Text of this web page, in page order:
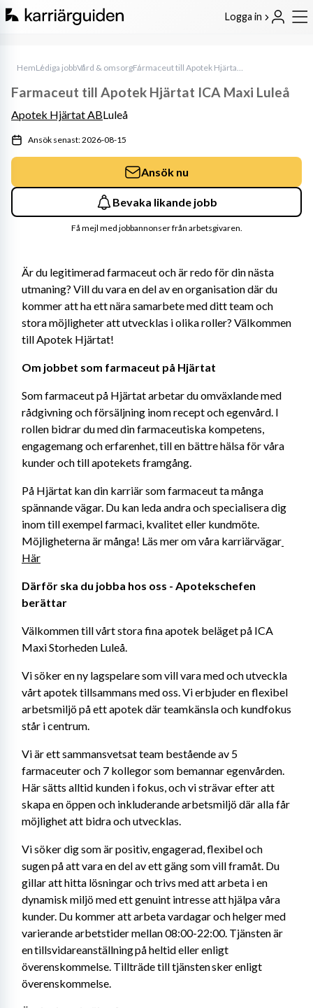
Logga in
HemLediga jobbVård & omsorg Farmaceut till Apotek Hjärtat ICA Maxi Luleå
Är du legitimerad farmaceut och är redo för din nästa
utmaning? Vill du vara en del av en organisation där du
kommer att ha ett nära samarbete med ditt team och
stora möjligheter att utvecklas i olika roller? Välkommen
till Apotek Hjärtat!
Om jobbet som farmaceut på Hjärtat
Som farmaceut på Hjärtat arbetar du omväxlande med
rådgivning och försäljning inom recept och egenvård. I
rollen bidrar du med din farmaceutiska kompetens,
engagemang och erfarenhet, till en bättre hälsa för våra
kunder och till apotekets framgång.
På Hjärtat kan din karriär som farmaceut ta många
spännande vägar. Du kan leda andra och specialisera dig
inom till exempel farmaci, kvalitet eller kundmöte.
Möjligheterna är många! Läs mer om våra karriärvägar
Här
Därför ska du jobba hos oss - Apotekschefen
berättar
Välkommen till vårt stora fina apotek beläget på ICA
Maxi Storheden Luleå.
Vi söker en ny lagspelare som vill vara med och utveckla
vårt apotek tillsammans med oss. Vi erbjuder en flexibel
arbetsmiljö på ett apotek där teamkänsla och kundfokus
står i centrum.
Vi är ett sammansvetsat team bestående av 5
farmaceuter och 7 kollegor som bemannar egenvården.
Här sätts alltid kunden i fokus, och vi strävar efter att
skapa en öppen och inkluderande arbetsmiljö där alla får
möjlighet att bidra och utvecklas.
Vi söker dig som är positiv, engagerad, flexibel och
sugen på att vara en del av ett gäng som vill framåt. Du
gillar att hitta lösningar och trivs med att arbeta i en
dynamisk miljö med ett genuint intresse att hjälpa våra
kunder. Du kommer att arbeta vardagar och helger med
varierande arbetstider mellan 08:00-22:00. Tjänsten är
en tillsvidareanställning på heltid eller enligt
överenskommelse. Tillträde till tjänsten sker enligt
överenskommelse.
Farmaceut till Apotek Hjärtat ICA Maxi Luleå
Apotek Hjärtat ABLuleå
Ansök senast: 2026-08-15
Ansök nu
Bevaka likande jobb
Få mejl med jobbannonser från arbetsgivaren.